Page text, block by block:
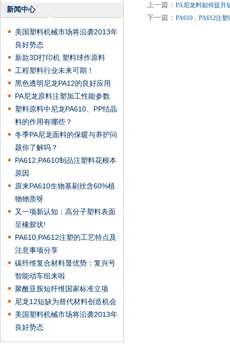
新闻中心
美国塑料机械市场将沿袭2013年
良好势态
新款3D打印机 塑料球作原料
工程塑料行业未来可期！
黑色透明尼龙PA12的良好应用
PA尼龙原料注塑加工性能参数
塑料原料中尼龙PA610、PP结晶
料的作用有哪些？
冬季PA尼龙面料的保暖与养护问
题你了解吗？
PA612,PA610制品注塑料花根本
原因
原来PA610生物基刷丝含60%植
物物质呀
又一项新认知：高分子塑料表面
呈橡胶状!
PA610,PA612注塑的工艺特点及
注意事项分享
碳纤维复合材料显优势：复兴号
智能动车组来啦
聚酰亚胺短纤维国家标准立项
尼龙12短缺为替代材料创造机会
美国塑料机械市场将沿袭2013年
良好势态
上一篇： PA尼龙料如何提升
下一篇： PA610，PA612注